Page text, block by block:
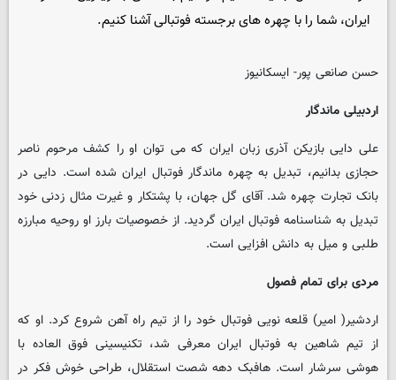
ایران، شما را با چهره های برجسته فوتبالی آشنا کنیم.
حسن صانعی پور- ایسکانیوز
اردبیلی ماندگار
علی دایی بازیکن آذری زبان ایران که می توان او را کشف مرحوم ناصر
حجازی بدانیم، تبدیل به چهره ماندگار فوتبال ایران شده است. دایی در
بانک تجارت چهره شد. آقای گل جهان، با پشتکار و غیرت مثال زدنی خود
تبدیل به شناسنامه فوتبال ایران گردید. از خصوصیات بارز او روحیه مبارزه
طلبی و میل به دانش افزایی است.
مردی برای تمام فصول
اردشیر( امیر) قلعه نویی فوتبال خود را از تیم راه آهن شروع کرد. او که
از تیم شاهین به فوتبال ایران معرفی شد، تکنیسینی فوق العاده با
هوشی سرشار است. هافبک دهه شصت استقلال، طراحی خوش فکر در